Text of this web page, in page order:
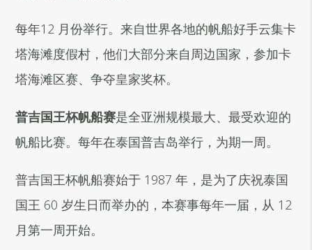
每年12 月份举行。来自世界各地的帆船好手云集卡
塔海滩度假村，他们大部分来自周边国家，参加卡
塔海滩区赛、争夺皇家奖杯。
普吉国王杯帆船赛是全亚洲规模最大、最受欢迎的
帆船比赛。每年在泰国普吉岛举行，为期一周。
普吉国王杯帆船赛始于 1987 年，是为了庆祝泰国
国王 60 岁生日而举办的，本赛事每年一届，从 12
月第一周开始。